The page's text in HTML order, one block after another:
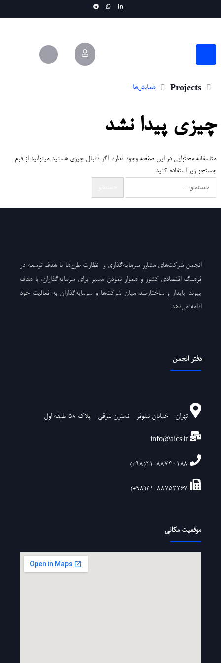
Projects همایش‌ها
چیزی پیدا نشد
متاسفانه محتوایی در این صفحه وجود ندارد. اگر دنبال چیزی هستید میتوانید از فرم
جستجو زیر استفاده کنید.
انجمن شرکت‌های مشاور سرمایه‌گذاری و نظارت طرح‌ها با هدف توسعه در
فرهنگ اقتصادی کشور و هموار نمودن مسیر برای سرمایه‌گذاران، با هدف
پیوند پایدار و ساختارمند میان شرکت‌ها و سرمایه‌گذاران به فعالیت خود
ادامه می‌دهد.
دفتر انجمن
تهران - خیابان نیلوفر - نسترن شرقی - پلاک ۵۸ طبقه اول
info@aics.ir
۲۱-۸۸۷۴۰۱۸۸(۹۸+)
۲۱-۸۸۷۵۳۲۶۷(۹۸+)
موقعیت مکانی